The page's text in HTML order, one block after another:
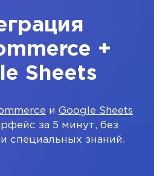
+
Sheets
и Google Sheets
за 5 минут, без
специальных знаний.